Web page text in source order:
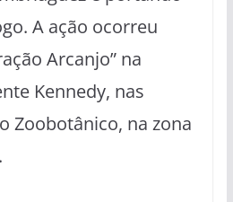
A ação ocorreu
Arcanjo” na
Kennedy, nas
Zoobotânico, na zona